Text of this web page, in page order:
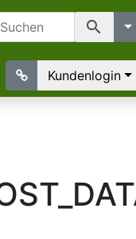
search
Kundenlogin